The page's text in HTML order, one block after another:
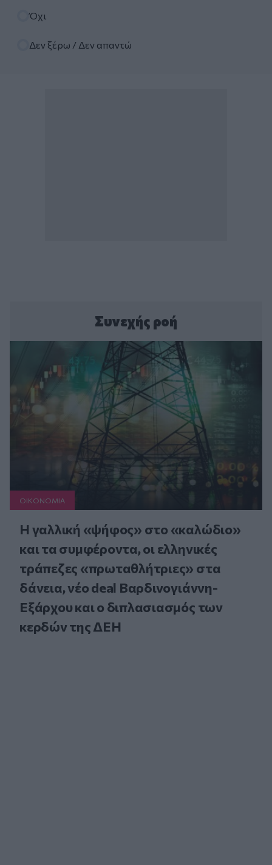
Όχι
Δεν ξέρω / Δεν απαντώ
Συνεχής ροή
ΟΙΚΟΝΟΜΙΑ
Η γαλλική «ψήφος» στο «καλώδιο»
και τα συμφέροντα, οι ελληνικές
τράπεζες «πρωταθλήτριες» στα
δάνεια, νέο deal Βαρδινογιάννη-
Εξάρχου και ο διπλασιασμός των
κερδών της ΔΕΗ